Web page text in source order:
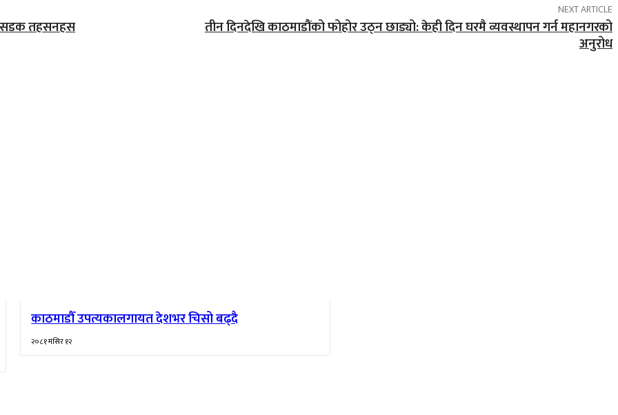
सडक तहसनहस
NEXT ARTICLE
तीन दिनदेखि काठमाडौंको फोहोर उठ्न छाड्यो: केही दिन घरमै व्यवस्थापन गर्न महानगरको
अनुरोध
काठमाडौँ उपत्यकालगायत देशभर चिसो बढ्दै
२०८१ मंसिर १२